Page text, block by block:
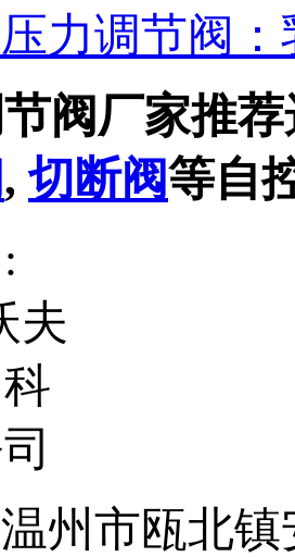
力调节阀
阀厂家推
,切断阀等自
州市瓯北